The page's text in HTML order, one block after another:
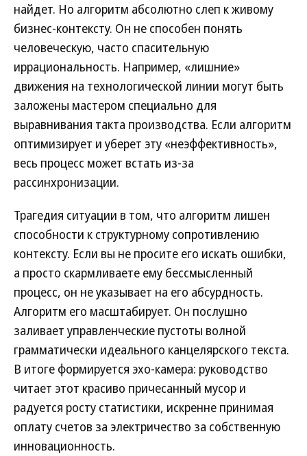
найдет. Но алгоритм абсолютно слеп к живому
бизнес-контексту. Он не способен понять
человеческую, часто спасительную
иррациональность. Например, «лишние»
движения на технологической линии могут быть
заложены мастером специально для
выравнивания такта производства. Если алгоритм
оптимизирует и уберет эту «неэффективность»,
весь процесс может встать из-за
рассинхронизации.
Трагедия ситуации в том, что алгоритм лишен
способности к структурному сопротивлению
контексту. Если вы не просите его искать ошибки,
а просто скармливаете ему бессмысленный
процесс, он не указывает на его абсурдность.
Алгоритм его масштабирует. Он послушно
заливает управленческие пустоты волной
грамматически идеального канцелярского текста.
В итоге формируется эхо-камера: руководство
читает этот красиво причесанный мусор и
радуется росту статистики, искренне принимая
оплату счетов за электричество за собственную
инновационность.